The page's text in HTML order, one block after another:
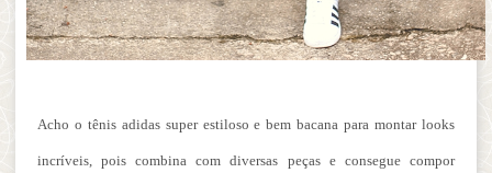
Acho o tênis adidas super estiloso e bem bacana para montar looks
incríveis, pois combina com diversas peças e consegue compor